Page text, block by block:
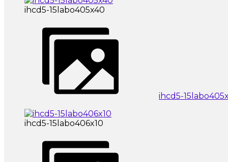
ihcd5-15labo405x40
ihcd5-
ihcd5-15labo406x10